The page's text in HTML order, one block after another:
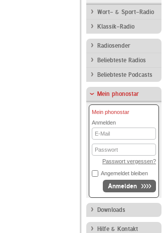
Wort- & Sport-Radio
Klassik-Radio
Radiosender
Beliebteste Radios
Beliebteste Podcasts
Mein phonostar
Mein phonostar
Anmelden
E-
Mail
Passwort
Passwort vergessen?
Angemeldet bleiben
Anmelden
Downloads
Hilfe & Kontakt